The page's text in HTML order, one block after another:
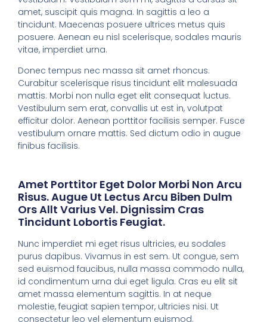
amet, suscipit quis magna. In sagittis a leo a
tincidunt. Maecenas posuere ultrices metus quis
posuere. Aenean eu nisl scelerisque, sodales mauris
vitae, imperdiet urna.
Donec tempus nec massa sit amet rhoncus.
Curabitur scelerisque risus tincidunt elit malesuada
mattis. Morbi non nulla eget elit consequat luctus.
Vestibulum sem erat, convallis ut est in, volutpat
efficitur dolor. Aenean porttitor facilisis semper. Fusce
vestibulum ornare mattis. Sed dictum odio in augue
finibus facilisis.
Amet Porttitor Eget Dolor Morbi Non Arcu
Risus. Augue Ut Lectus Arcu Biben Dulm
Ors Allt Varius Vel. Dignissim Cras
Tincidunt Lobortis Feugiat.
Nunc imperdiet mi eget risus ultricies, eu sodales
purus dapibus. Vivamus in est sem. Ut congue, sem
sed euismod faucibus, nulla massa commodo nulla,
id condimentum urna dui eget ligula. Cras eu elit sit
amet massa elementum sagittis. In at neque
molestie, feugiat sapien tempor, ultricies nisi. Ut
consectetur leo vel elementum euismod.